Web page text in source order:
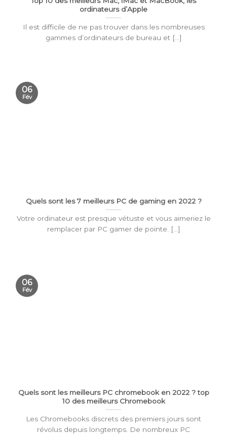
ordinateurs d’Apple
Il est difficile de ne pas trouver dans les nombreuses
gammes d’ordinateurs de bureau et [...]
Quels sont les 7 meilleurs PC de gaming en 2022 ?
Votre ordinateur est presque vétuste et vous aimeriez le
remplacer par PC gamer de pointe. [...]
06
Fév
Quels sont les meilleurs PC chromebook en 2022 ? top
10 des meilleurs Chromebook
Les Chromebooks discrets des premiers jours sont
révolus depuis longtemps. De nombreux PC
06
Fév